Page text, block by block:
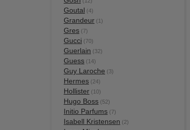
Goutal (4)
Grandeur (1)
Gres (7)
Gucci (70)
Guerlain (32)
Guess (14)
Guy Laroche (3)
Hermes (24)
Hollister (10)
Hugo Boss (52)
Initio Parfums (7)
Isabell Kristensen (2)